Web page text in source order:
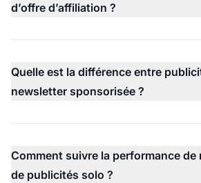
d’offre d’affiliation ?
Quelle est la différence entre
newsletter sponsorisée ?
Comment suivre la performance de
de publicités solo ?